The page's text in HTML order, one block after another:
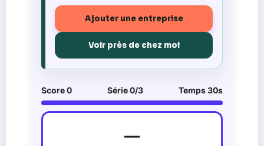
Ajouter une entreprise
Voir près de chez moi
Score0 Série0/3 Temps30s
—